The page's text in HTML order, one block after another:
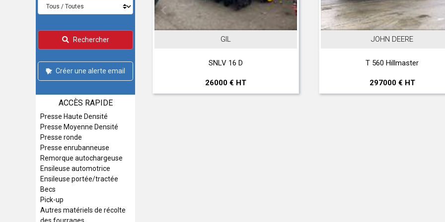
Rechercher
Créer une alerte email
ACCÈS RAPIDE
Presse Haute Densité
Presse Moyenne Densité
Presse ronde
Presse enrubanneuse
Remorque autochargeuse
Ensileuse automotrice
Ensileuse portée/tractée
Becs
Pick-up
Autres matériels de récolte
des fourrages
634 120 LSU Turbo
37000 € HT
SNLV 16 D
26000 € HT
JOHN DEERE
T 560 Hillmaster
297000 € HT